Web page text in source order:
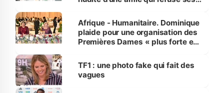
Afrique - Humanitaire. Dominique
plaide pour une organisation des
Premières Dames « plus forte et
sur la scène internationale »
TF1 : une photo fake qui fait des
vagues